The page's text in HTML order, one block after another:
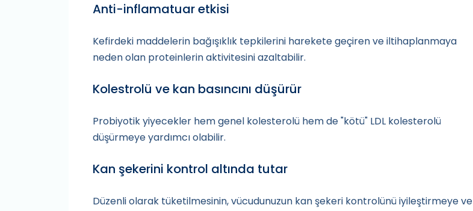
Anti-inflamatuar etkisi
Kefirdeki maddelerin bağışıklık tepkilerini harekete geçiren ve iltihaplanmaya
neden olan proteinlerin aktivitesini azaltabilir.
Kolestrolü ve kan basıncını düşürür
Probiyotik yiyecekler hem genel kolesterolü hem de "kötü" LDL kolesterolü
düşürmeye yardımcı olabilir.
Kan şekerini kontrol altında tutar
Düzenli olarak tüketilmesinin, vücudunuzun kan şekeri kontrolünü iyileştirmeye ve